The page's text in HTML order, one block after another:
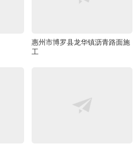
惠州市博罗县龙华镇沥青路面施
工